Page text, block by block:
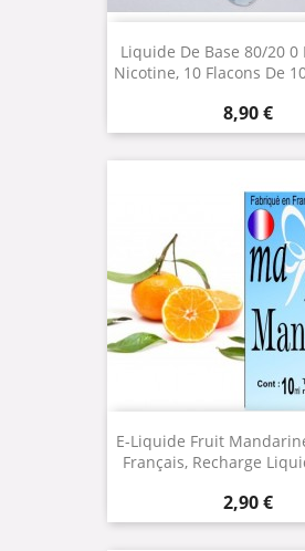
Liquide De Base 80/20 0
Nicotine, 10 Flacons De
Prix
8,90 €
E-Liquide Fruit
Français, Recharge
Prix
2,90 €